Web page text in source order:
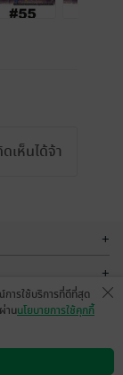
เห็นได้จ้า
+
+
ติดต่อเรา
การใช้บริการที่ดีที่สุด
านนโยบายการใช้คุกกี้